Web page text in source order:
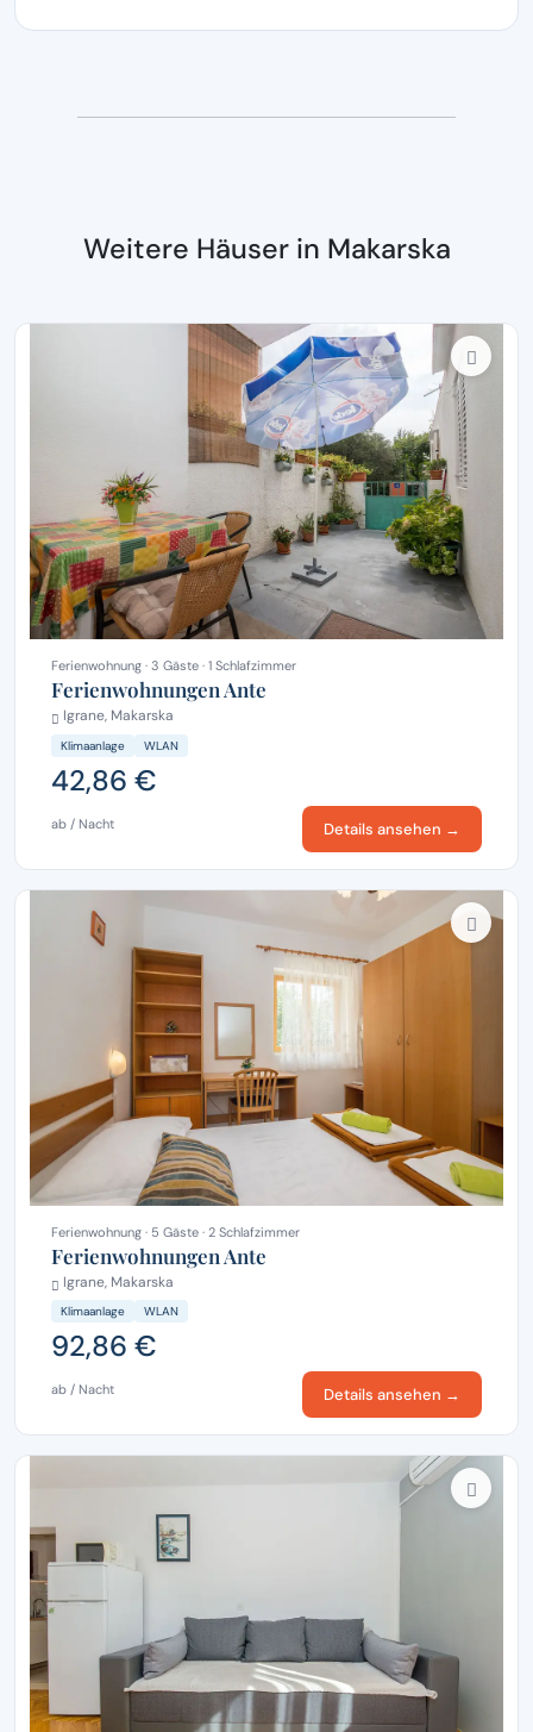
Weitere Häuser in Makarska
Ferienwohnung · 3 Gäste · 1 Schlafzimmer
Ferienwohnungen Ante
Igrane, Makarska
Klimaanlage WLAN
42,86 €
ab / Nacht Details ansehen →
Ferienwohnung · 5 Gäste · 2 Schlafzimmer
Ferienwohnungen Ante
Igrane, Makarska
Klimaanlage WLAN
92,86 €
ab / Nacht Details ansehen →